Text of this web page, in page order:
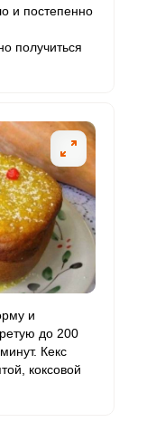
и постепенно
получиться
и
до 200
Кекс
коксовой